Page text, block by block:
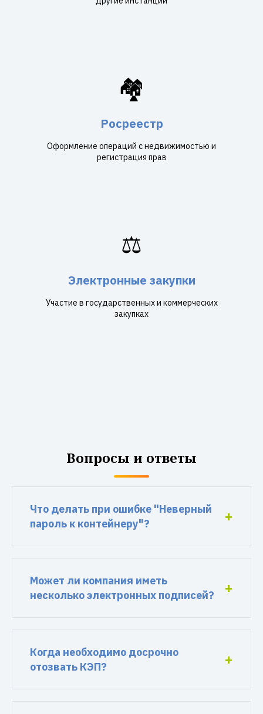
🏘️
Росреестр
Оформление операций с недвижимостью и
регистрация прав
⚖️
Электронные закупки
Участие в государственных и коммерческих
закупках
Вопросы и ответы
Что делать при ошибке "Неверный
пароль к контейнеру"?
Может ли компания иметь
несколько электронных подписей?
Когда необходимо досрочно
отозвать КЭП?